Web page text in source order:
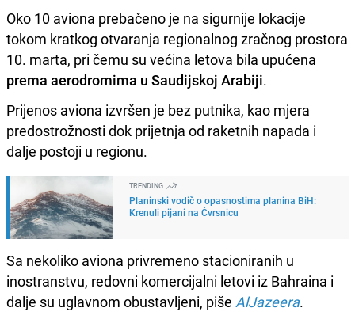
Oko 10 aviona prebačeno je na sigurnije lokacije
tokom kratkog otvaranja regionalnog zračnog prostora
10. marta, pri čemu su većina letova bila upućena
prema aerodromima u Saudijskoj Arabiji.
Prijenos aviona izvršen je bez putnika, kao mjera
predostrožnosti dok prijetnja od raketnih napada i
dalje postoji u regionu.
TRENDING
Planinski vodič o opasnostima planina BiH:
Krenuli pijani na Čvrsnicu
Sa nekoliko aviona privremeno stacioniranih u
inostranstvu, redovni komercijalni letovi iz Bahraina i
dalje su uglavnom obustavljeni, piše AlJazeera.